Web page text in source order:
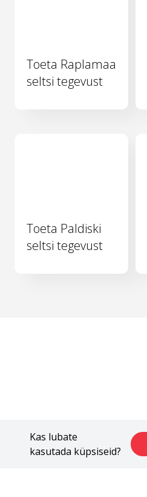
Kas lubate
kasutada küpsiseid?
Toeta Raplamaa
seltsi tegevust
Toeta Paldiski
seltsi tegevust